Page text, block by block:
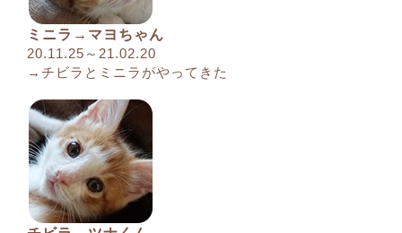
ミニラ→マヨちゃん
20.11.25～21.02.20
→チビラとミニラがやってきた